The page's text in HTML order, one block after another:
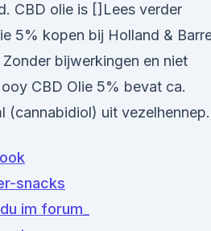
CBD olie is []Lees verder
5% kopen bij Holland &
bijwerkingen en niet
CBD Olie 5% bevat ca.
(cannabidiol) uit vezelhennep.
snacks
im forum_